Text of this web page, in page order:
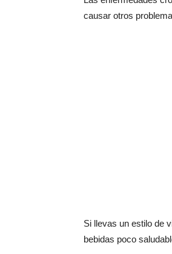
causar otros
Si llevas un estilo de
bebidas poco